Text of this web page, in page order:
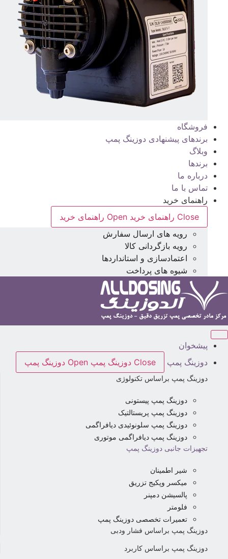
فروشگاه
برندهای پیشنهادی دوزینگ پمپ
وبلاگ
برندها
درباره ما
تماس با ما
راهنمای خرید
Close راهنمای خرید
Open راهنمای خرید
رویه های ارسال سفارش
رویه بازگردانی کالا
اعتمادسازی و استانداردها
شیوه های پرداخت
پیشخوان
دوزینگ پمپ
Close دوزینگ پمپ Open دوزینگ پمپ
دوزینگ پمپ براساس تکنولوژی
دوزینگ پمپ پیستونی
دوزینگ پمپ پریستالتیک
دوزینگ پمپ سلونوئیدی دیافراگمی
دوزینگ پمپ دیافراگمی موتوری
تجهیزات جانبی دوزینگ پمپ
شیر اطمینان
میکسر وپکیج تزریق
پالسیشن دمپنر
فلومتر
تعمیرات تخصصی دوزینگ پمپ
دوزینگ پمپ براساس فشار ودبی
دوزینگ پمپ براساس کاربرد